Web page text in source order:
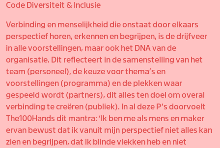
Code Diversiteit & Inclusie
Verbinding en menselijkheid die onstaat door elkaars
perspectief horen, erkennen en begrijpen, is de drijfveer
in alle voorstellingen, maar ook het DNA van de
organisatie. Dit reflecteert in de samenstelling van het
team (personeel), de keuze voor thema’s en
voorstellingen (programma) en de plekken waar
gespeeld wordt (partners), dit alles ten doel om overal
verbinding te creëren (publiek). In al deze P’s doorvoelt
The100Hands dit mantra: ‘Ik ben me als mens en maker
ervan bewust dat ik vanuit mijn perspectief niet alles kan
zien en begrijpen, dat ik blinde vlekken heb en niet